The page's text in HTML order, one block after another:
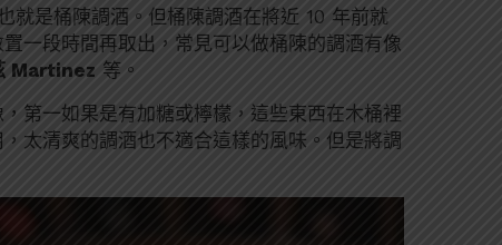
是桶陳調酒。但桶陳調酒在將近 10 年前就
一段時間再取出，常見可以做桶陳的調酒有像
Martinez 等。
第一如果是有加糖或檸檬，這些東西在木桶裡
太清爽的調酒也不適合這樣的風味。但是將調